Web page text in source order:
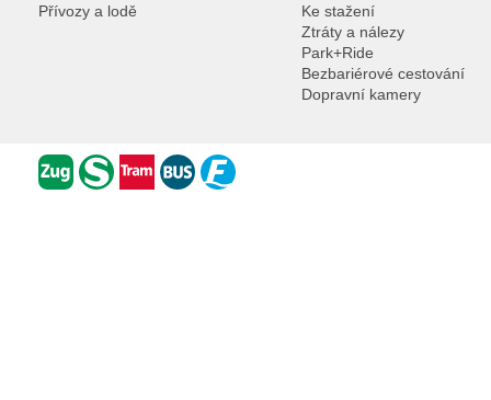
Přívozy a lodě
Ke stažení
Ztráty a nálezy
Park+Ride
Bezbariérové cestování
Dopravní kamery